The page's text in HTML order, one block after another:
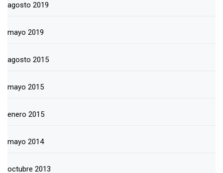
agosto 2019
mayo 2019
agosto 2015
mayo 2015
enero 2015
mayo 2014
octubre 2013